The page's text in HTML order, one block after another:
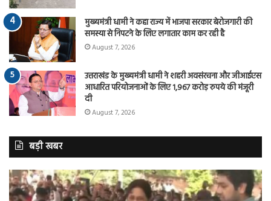
मुख्यमंत्री धामी ने कहा राज्य में भाजपा सरकार बेरोजगारी की
समस्या से निपटने के लिए लगातार काम कर रही है
August 7, 2026
उत्तराखंड के मुख्यमंत्री धामी ने शहरी अवसंरचना और जीआईएस
आधारित परियोजनाओं के लिए 1,967 करोड़ रुपये की मंजूरी
दी
August 7, 2026
बड़ी खबर